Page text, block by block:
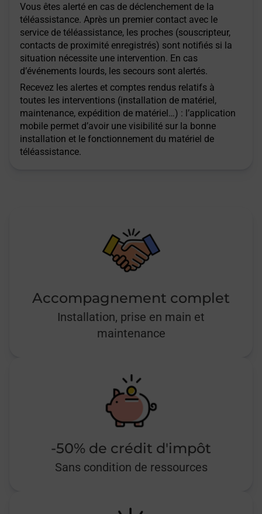
Vous êtes alerté en cas de déclenchement de la
téléassistance. Après un premier contact avec le
service de téléassistance, les proches (souscripteur,
contacts de proximité enregistrés) sont notifiés si la
situation nécessite une intervention. En cas
d’événements lourds, les secours sont alertés.
Recevez les alertes et comptes rendus relatifs à
toutes les interventions (installation de matériel,
maintenance, expédition de matériel…) : l’application
mobile permet d’avoir une visibilité sur la bonne
installation et le fonctionnement du matériel de
téléassistance.
Accompagnement complet
Installation, prise en main et
maintenance
-50% de crédit d'impôt
Sans condition de ressources